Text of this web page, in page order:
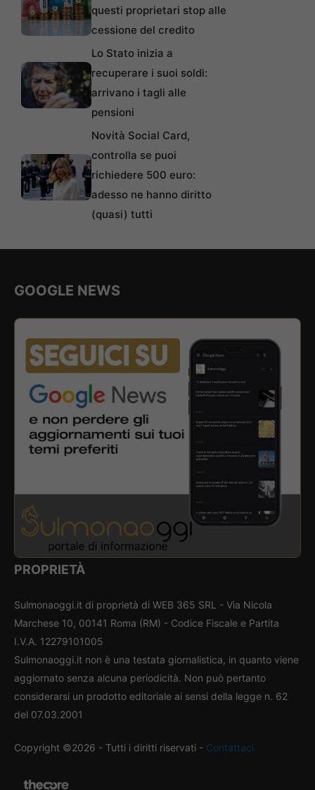
questi proprietari stop alle
cessione del credito
Lo Stato inizia a
recuperare i suoi soldi:
arrivano i tagli alle
pensioni
Novità Social Card,
controlla se puoi
richiedere 500 euro:
adesso ne hanno diritto
(quasi) tutti
GOOGLE NEWS
PROPRIETÀ
Sulmonaoggi.it di proprietà di WEB 365 SRL - Via Nicola
Marchese 10, 00141 Roma (RM) - Codice Fiscale e Partita
I.V.A. 12279101005
Sulmonaoggi.it non è una testata giornalistica, in quanto viene
aggiornato senza alcuna periodicità. Non può pertanto
considerarsi un prodotto editoriale ai sensi della legge n. 62
del 07.03.2001
Copyright ©2026 - Tutti i diritti riservati - Contattaci